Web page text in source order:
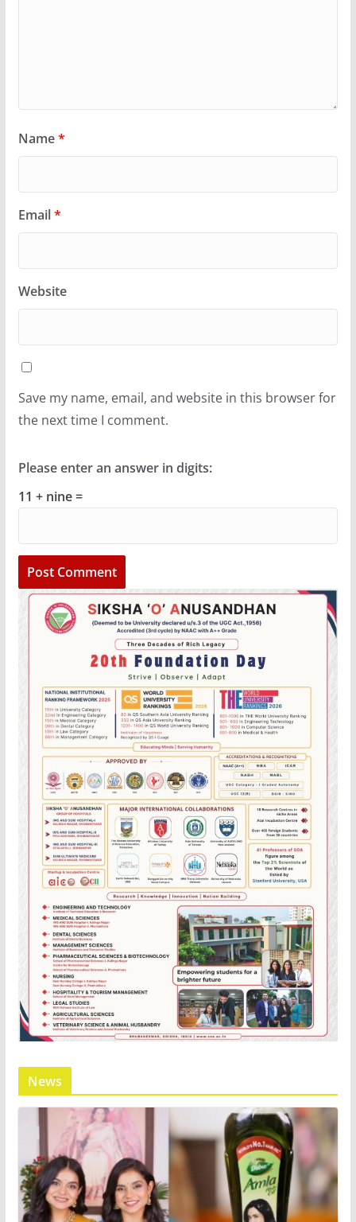
Name*
Email*
Website
Save my name, email, and website in this browser for
the next time I comment.
Please enter an answer in digits:
11 + nine =
News